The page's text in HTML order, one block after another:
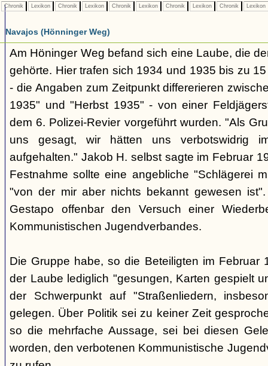
Chronik Lexikon Chronik Lexikon Chronik Lexikon Chronik Lexikon Chronik Lexikon
Navajos (Hönninger Weg)
Am Höninger Weg befand sich eine Laube, die
gehörte. Hier trafen sich 1934 und 1935 bis zu
- die Angaben zum Zeitpunkt differerieren
1935" und "Herbst 1935" - von einer
dem 6. Polizei-Revier vorgeführt wurden. "Als
uns gesagt, wir hätten uns verbotswidrig
aufgehalten." Jakob H. selbst sagte im Februar
Festnahme sollte eine angebliche "Schlägerei
"von der mir aber nichts bekannt gewesen
Gestapo offenbar den Versuch einer
Kommunistischen Jugendverbandes.
Die Gruppe habe, so die Beteiligten im Februar
der Laube lediglich "gesungen, Karten gespielt
der Schwerpunkt auf "Straßenliedern,
gelegen. Über Politik sei zu keiner Zeit
so die mehrfache Aussage, sei bei diesen
worden, den verbotenen Kommunistische